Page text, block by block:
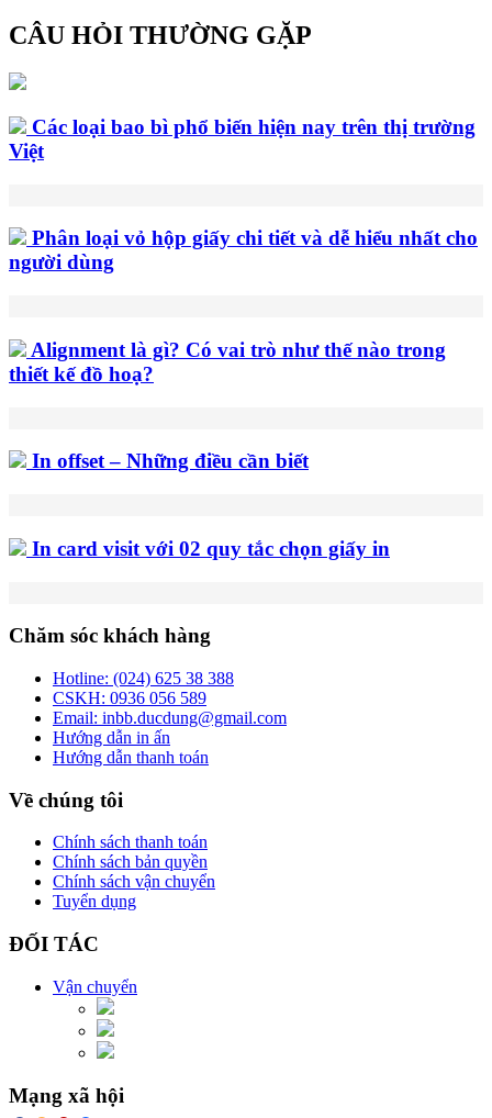
CÂU HỎI THƯỜNG GẶP
Các loại bao bì phổ biến hiện nay trên thị trường
Việt
Phân loại vỏ hộp giấy chi tiết và dễ hiểu nhất cho
người dùng
Alignment là gì? Có vai trò như thế nào trong
thiết kế đồ hoạ?
In offset – Những điều cần biết
In card visit với 02 quy tắc chọn giấy in
Chăm sóc khách hàng
Hotline: (024) 625 38 388
CSKH: 0936 056 589
Email: inbb.ducdung@gmail.com
Hướng dẫn in ấn
Hướng dẫn thanh toán
Về chúng tôi
Chính sách thanh toán
Chính sách bản quyền
Chính sách vận chuyển
Tuyển dụng
ĐỐI TÁC
Vận chuyển
Mạng xã hội